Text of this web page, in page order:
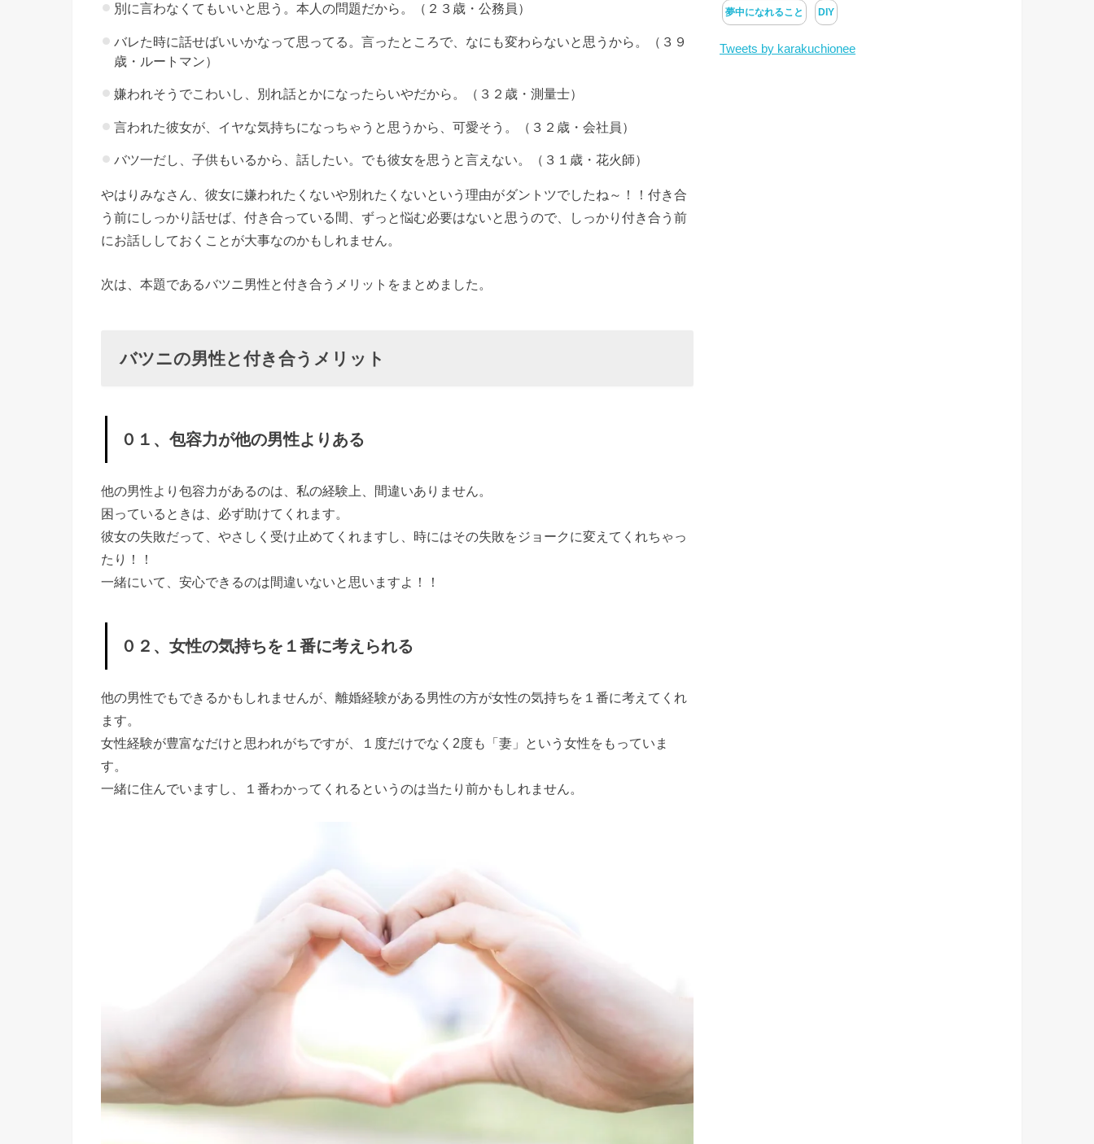
え
ら
れ
０
３
、
お
互
の
ち
さ
解
く
る
０
、
る
»
別に言わなくてもいいと思う。本人の問題だから。（２３歳・公務員）
バレた時に話せばいいかなって思ってる。言ったところで、なにも変わらないと思うから。（３９
歳・ルートマン）
嫌われそうでこわいし、別れ話とかになったらいやだから。（３２歳・測量士）
言われた彼女が、イヤな気持ちになっちゃうと思うから、可愛そう。（３２歳・会社員）
バツ一だし、子供もいるから、話したい。でも彼女を思うと言えない。（３１歳・花火師）
やはりみなさん、彼女に嫌われたくないや別れたくないという理由がダントツでしたね～！！付き合
う前にしっかり話せば、付き合っている間、ずっと悩む必要はないと思うので、しっかり付き合う前
にお話ししておくことが大事なのかもしれません。
次は、本題であるバツニ男性と付き合うメリットをまとめました。
バツニの男性と付き合うメリット
０１、包容力が他の男性よりある
他の男性より包容力があるのは、私の経験上、間違いありません。
困っているときは、必ず助けてくれます。
彼女の失敗だって、やさしく受け止めてくれますし、時にはその失敗をジョークに変えてくれちゃっ
たり！！
一緒にいて、安心できるのは間違いないと思いますよ！！
０２、女性の気持ちを１番に考えられる
他の男性でもできるかもしれませんが、離婚経験がある男性の方が女性の気持ちを１番に考えてくれ
ます。
女性経験が豊富なだけと思われがちですが、１度だけでなく2度も「妻」という女性をもっていま
す。
一緒に住んでいますし、１番わかってくれるというのは当たり前かもしれません。
夢中になれること DIY
Tweets by karakuchionee